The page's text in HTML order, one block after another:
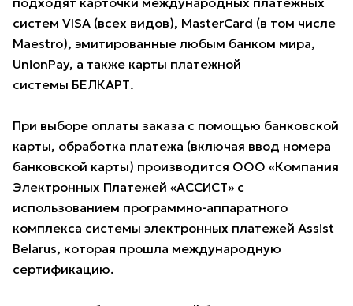
систем VISA (всех видов), MasterCard (в том числе
Maestro), эмитированные любым банком мира,
UnionPay, а также карты платежной
системы БЕЛКАРТ.
При выборе оплаты заказа с помощью банковской
карты, обработка платежа (включая ввод номера
банковской карты) производится ООО «Компания
Электронных Платежей «АССИСТ» с
использованием программно-аппаратного
комплекса системы электронных платежей Assist
Belarus, которая прошла международную
сертификацию.